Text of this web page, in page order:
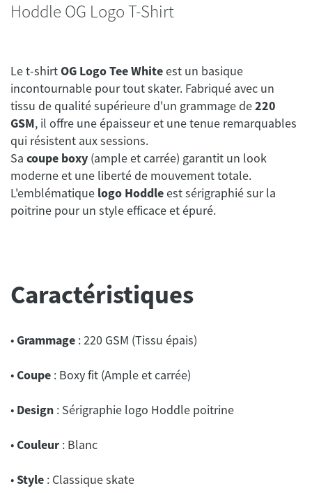
Hoddle OG Logo T-Shirt
Le t-shirt OG Logo Tee Whiteest un basique
incontournable pour tout skater. Fabriqué avec un
tissu de qualité supérieure d'un grammage de220
GSM, il offre une épaisseur et une tenue remarquables
qui résistent aux sessions.
Sa coupe boxy (ample et carrée) garantit un look
moderne et une liberté de mouvement totale.
L'emblématique logo Hoddleest sérigraphié sur la
poitrine pour un style efficace et épuré.
Caractéristiques
• Grammage : 220 GSM (Tissu épais)
• Coupe : Boxy fit (Ample et carrée)
• Design : Sérigraphie logo Hoddle poitrine
• Couleur : Blanc
•Style : Classique skate